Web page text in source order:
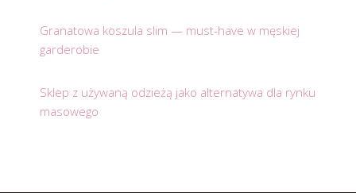
Granatowa koszula slim — must-have w męskiej
garderobie
Sklep z używaną odzieżą jako alternatywa dla rynku
masowego